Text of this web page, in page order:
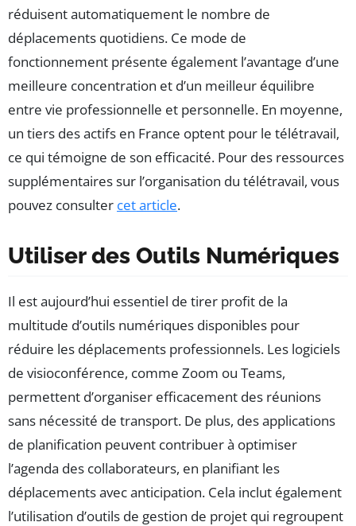
réduisent automatiquement le nombre de
déplacements quotidiens. Ce mode de
fonctionnement présente également l’avantage d’une
meilleure concentration et d’un meilleur équilibre
entre vie professionnelle et personnelle. En moyenne,
un tiers des actifs en France optent pour le télétravail,
ce qui témoigne de son efficacité. Pour des ressources
supplémentaires sur l’organisation du télétravail, vous
pouvez consulter cet article.
Utiliser des Outils Numériques
Il est aujourd’hui essentiel de tirer profit de la
multitude d’outils numériques disponibles pour
réduire les déplacements professionnels. Les logiciels
de visioconférence, comme Zoom ou Teams,
permettent d’organiser efficacement des réunions
sans nécessité de transport. De plus, des applications
de planification peuvent contribuer à optimiser
l’agenda des collaborateurs, en planifiant les
déplacements avec anticipation. Cela inclut également
l’utilisation d’outils de gestion de projet qui regroupent